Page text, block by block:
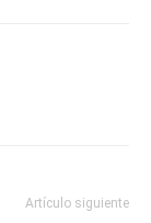
Artículo siguiente